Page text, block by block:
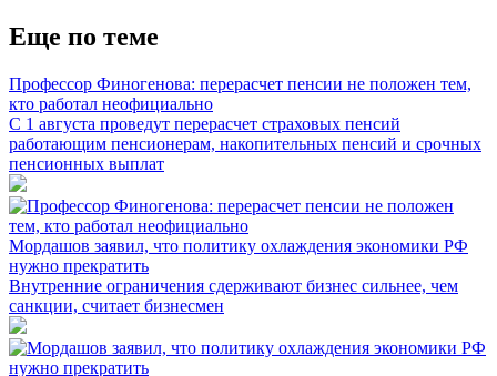
Еще по теме
Профессор Финогенова: перерасчет пенсии не положен тем,
кто работал неофициально
С 1 августа проведут перерасчет страховых пенсий
работающим пенсионерам, накопительных пенсий и срочных
пенсионных выплат
Мордашов заявил, что политику охлаждения экономики РФ
нужно прекратить
Внутренние ограничения сдерживают бизнес сильнее, чем
санкции, считает бизнесмен